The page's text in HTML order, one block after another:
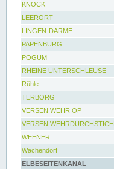
KNOCK
LEERORT
LINGEN-DARME
PAPENBURG
POGUM
RHEINE UNTERSCHLEUSE
Rühle
TERBORG
VERSEN WEHR OP
VERSEN WEHRDURCHSTICH
WEENER
Wachendorf
ELBESEITENKANAL